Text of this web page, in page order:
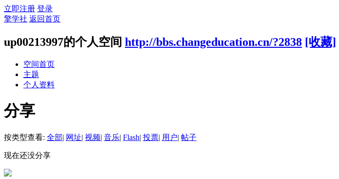
立即注册 登录
擎学社 返回首页
up00213997的个人空间 http://bbs.changeducation.cn/?2838 [收藏]
空间首页
主题
个人资料
分享
按类型查看: 全部| 网址| 视频| 音乐| Flash| 投票| 用户| 帖子
现在还没分享